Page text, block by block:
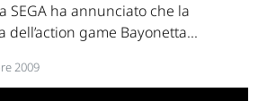
SEGA ha annunciato che la
game Bayonetta...
2009